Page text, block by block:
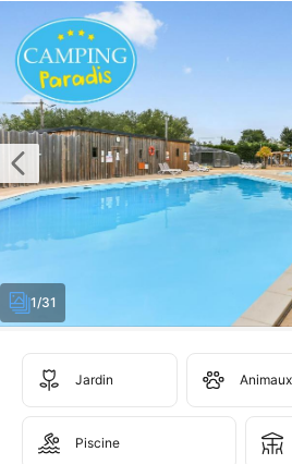
1/31
Jardin
Piscine